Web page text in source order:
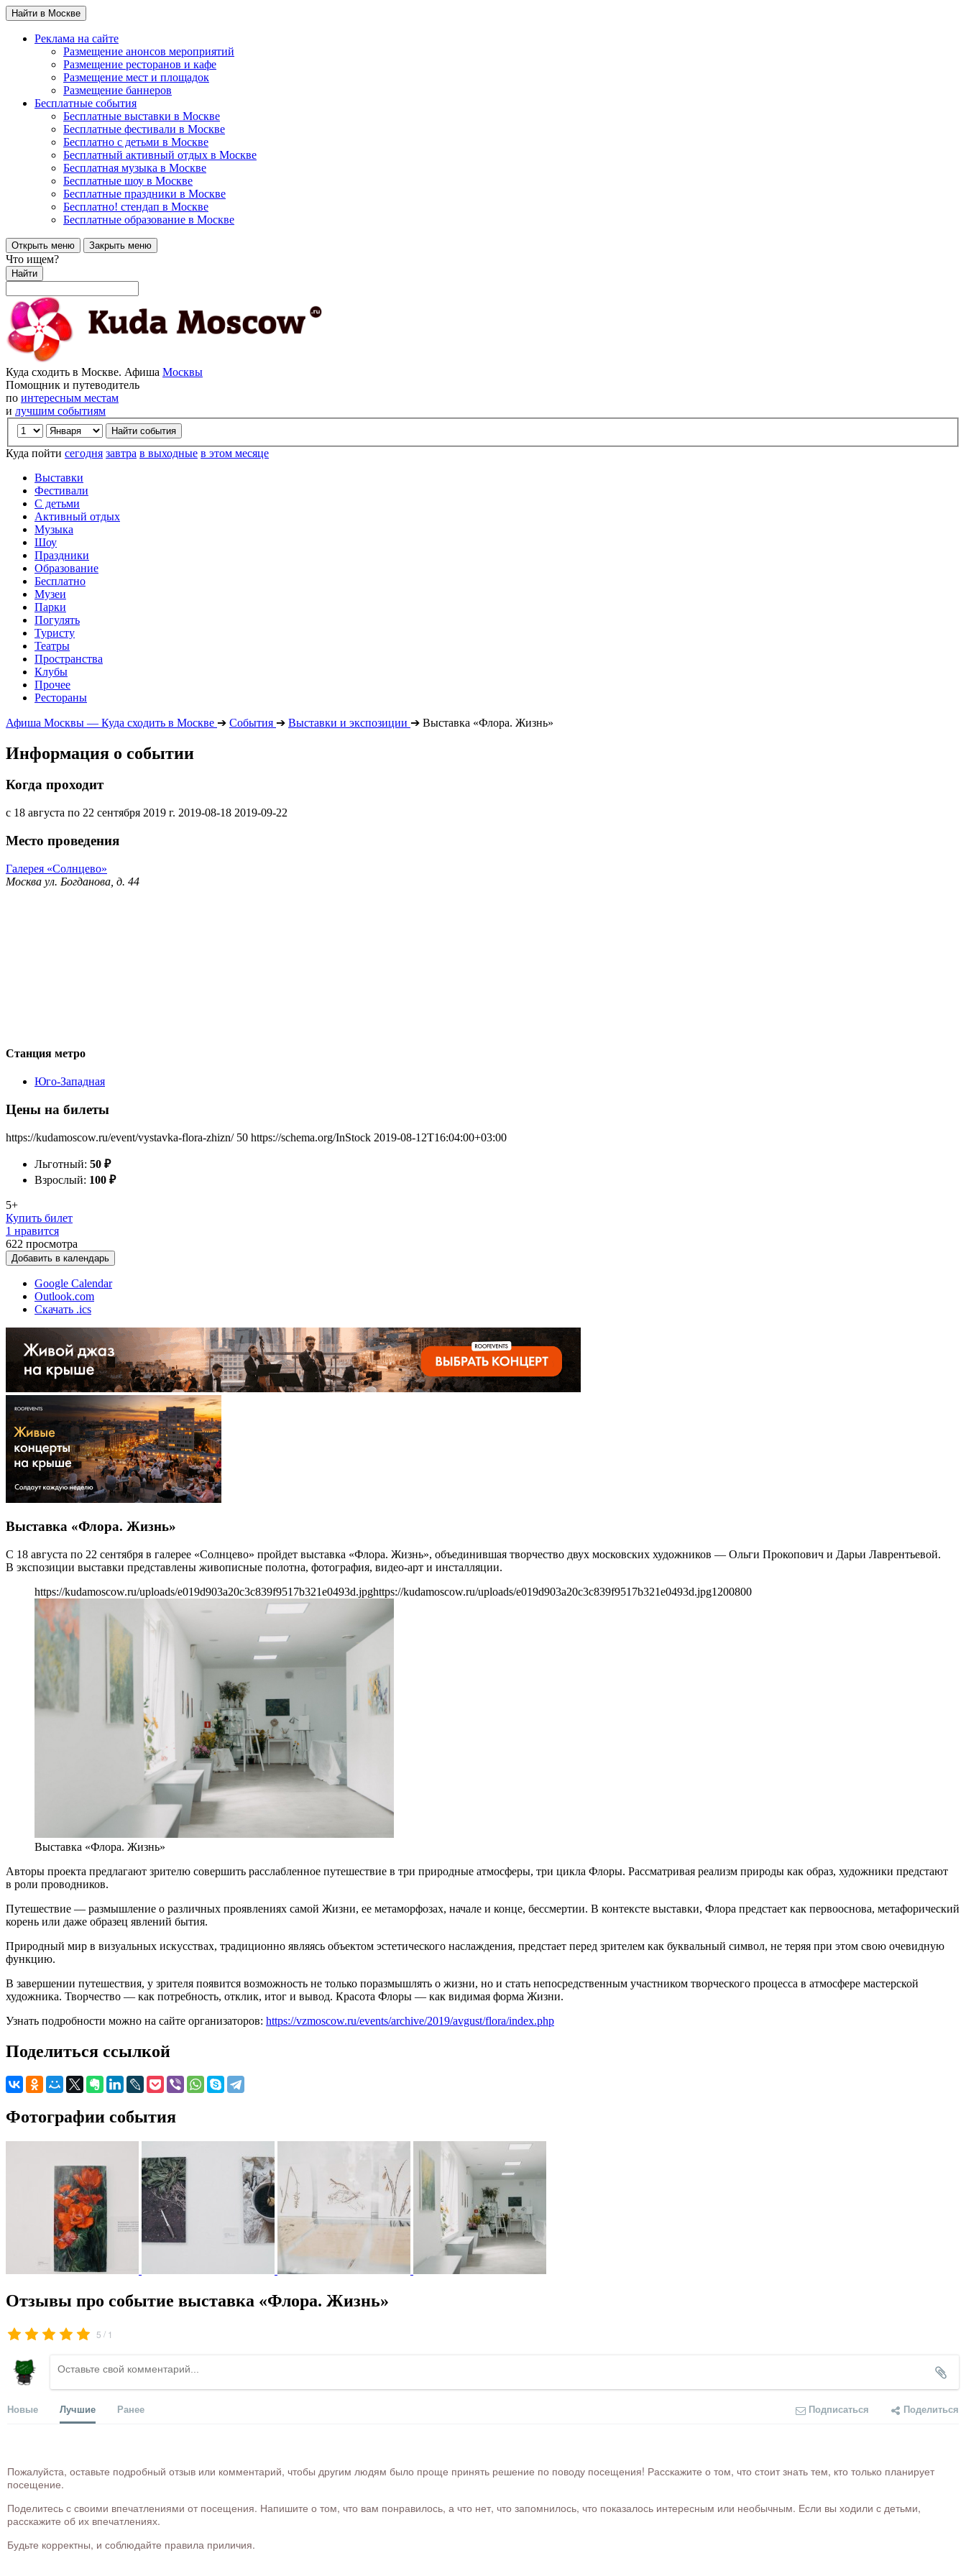
Найти в Москве
Реклама на сайте
Размещение анонсов мероприятий
Размещение ресторанов и кафе
Размещение мест и площадок
Размещение баннеров
Бесплатные события
Бесплатные выставки в Москве
Бесплатные фестивали в Москве
Бесплатно с детьми в Москве
Бесплатный активный отдых в Москве
Бесплатная музыка в Москве
Бесплатные шоу в Москве
Бесплатные праздники в Москве
Бесплатно! стендап в Москве
Бесплатные образование в Москве
Открыть меню Закрыть меню
Что ищем?
Найти
Куда сходить в Москве. Афиша Москвы
Помощник и путеводитель
по интересным местам
и лучшим событиям
Куда пойти сегодня завтра в выходные в этом месяце
Выставки
Фестивали
С детьми
Активный отдых
Музыка
Шоу
Праздники
Образование
Бесплатно
Музеи
Парки
Погулять
Туристу
Театры
Пространства
Клубы
Прочее
Рестораны
Афиша Москвы — Куда сходить в Москве ➔ События ➔ Выставки и экспозиции ➔ Выставка «Флора. Жизнь»
Информация о событии
Когда проходит
с 18 августа по 22 сентября 2019 г. 2019-08-18 2019-09-22
Место проведения
Галерея «Солнцево»
Москва ул. Богданова, д. 44
Станция метро
Юго-Западная
Цены на билеты
https://kudamoscow.ru/event/vystavka-flora-zhizn/ 50 https://schema.org/InStock 2019-08-12T16:04:00+03:00
Льготный: 50 ₽
Взрослый: 100 ₽
5+
Купить билет
1 нравится
622 просмотра
Добавить в календарь
Google Calendar
Outlook.com
Скачать .ics
Выставка «Флора. Жизнь»
С 18 августа по 22 сентября в галерее «Солнцево» пройдет выставка «Флора. Жизнь», объединившая творчество двух московских художников — Ольги Прокопович и Дарьи Лаврентьевой.
В экспозиции выставки представлены живописные полотна, фотография, видео-арт и инсталляции.
https://kudamoscow.ru/uploads/e019d903a20c3c839f9517b321e0493d.jpghttps://kudamoscow.ru/uploads/e019d903a20c3c839f9517b321e0493d.jpg1200800
Выставка «Флора. Жизнь»
Авторы проекта предлагают зрителю совершить расслабленное путешествие в три природные атмосферы, три цикла Флоры. Рассматривая реализм природы как образ, художники предстают
в роли проводников.
Путешествие — размышление о различных проявлениях самой Жизни, ее метаморфозах, начале и конце, бессмертии. В контексте выставки, Флора предстает как первооснова, метафорический
корень или даже образец явлений бытия.
Природный мир в визуальных искусствах, традиционно являясь объектом эстетического наслаждения, предстает перед зрителем как буквальный символ, не теряя при этом свою очевидную
функцию.
В завершении путешествия, у зрителя появится возможность не только поразмышлять о жизни, но и стать непосредственным участником творческого процесса в атмосфере мастерской
художника. Творчество — как потребность, отклик, итог и вывод. Красота Флоры — как видимая форма Жизни.
Узнать подробности можно на сайте организаторов: https://vzmoscow.ru/events/archive/2019/avgust/flora/index.php
Поделиться ссылкой
Фотографии события
Отзывы про событие выставка «Флора. Жизнь»
5 / 1
Новые Лучшие Ранее Подписаться Поделиться
Пожалуйста, оставьте подробный отзыв или комментарий, чтобы другим людям было проще принять решение по поводу посещения! Расскажите о том, что стоит знать тем, кто только планирует
посещение.
Поделитесь с своими впечатлениями от посещения. Напишите о том, что вам понравилось, а что нет, что запомнилось, что показалось интересным или необычным. Если вы ходили с детьми,
расскажите об их впечатлениях.
Будьте корректны, и соблюдайте правила приличия.